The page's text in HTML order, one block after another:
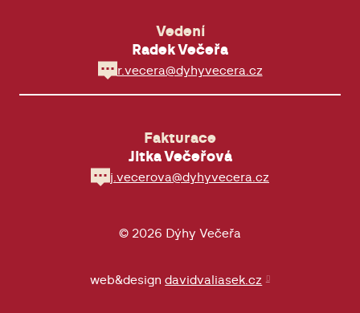
Vedení
Radek Večeřa
r.vecera@dyhyvecera.cz
Fakturace
Jitka Večeřová
j.vecerova@dyhyvecera.cz
© 2026 Dýhy Večeřa
web&designdavidvaliasek.cz